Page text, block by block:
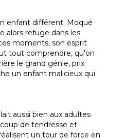
enfant différent. Moqué
alors refuge dans les
moments, son esprit
tout comprendre, qu'on
le grand génie, prix
un enfant malicieux qui
aussi bien aux adultes
de tendresse et
un tour de force en